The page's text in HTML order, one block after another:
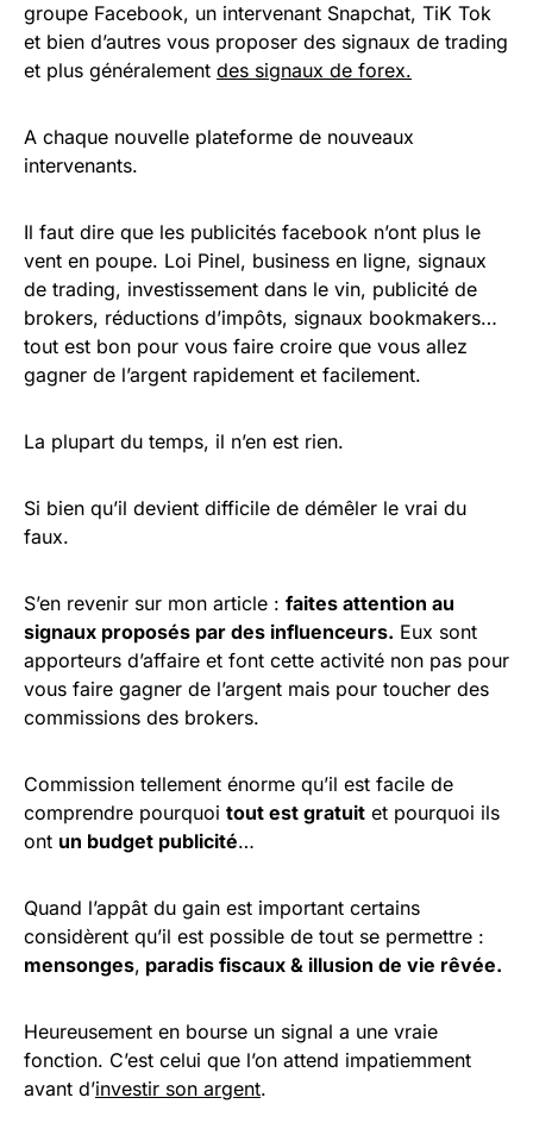
groupe Facebook, un intervenant Snapchat, TiK Tok
et bien d’autres vous proposer des signaux de trading
et plus généralement des signaux de forex.
A chaque nouvelle plateforme de nouveaux
intervenants.
Il faut dire que les publicités facebook n’ont plus le
vent en poupe. Loi Pinel, business en ligne, signaux
de trading, investissement dans le vin, publicité de
brokers, réductions d’impôts, signaux bookmakers…
tout est bon pour vous faire croire que vous allez
gagner de l’argent rapidement et facilement.
La plupart du temps, il n’en est rien.
Si bien qu’il devient difficile de démêler le vrai du
faux.
S’en revenir sur mon article : faites attention au
signaux proposés par des influenceurs. Eux sont
apporteurs d’affaire et font cette activité non pas pour
vous faire gagner de l’argent mais pour toucher des
commissions des brokers.
Commission tellement énorme qu’il est facile de
comprendre pourquoi tout est gratuit et pourquoi ils
ont un budget publicité…
Quand l’appât du gain est important certains
considèrent qu’il est possible de tout se permettre :
mensonges, paradis fiscaux & illusion de vie rêvée.
Heureusement en bourse un signal a une vraie
fonction. C’est celui que l’on attend impatiemment
avant d’investir son argent.